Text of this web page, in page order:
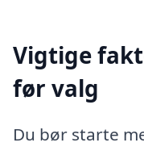
Vigtige
før valg
Du bør starte